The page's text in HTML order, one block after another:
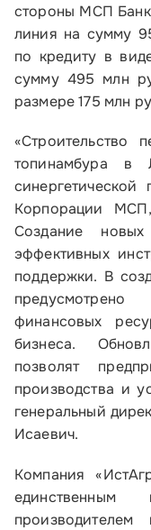
Малому и
Банкам и
О
стороны МСП
линия на сумму
по кредиту в
сумму 495 млн
размере 175 млн
«Строительство
топинамбура в
Корпорации
Создание
эффективных
поддержки. В
финансовых
бизнеса.
позволят
производства и
генеральный
Исаевич.
Компания